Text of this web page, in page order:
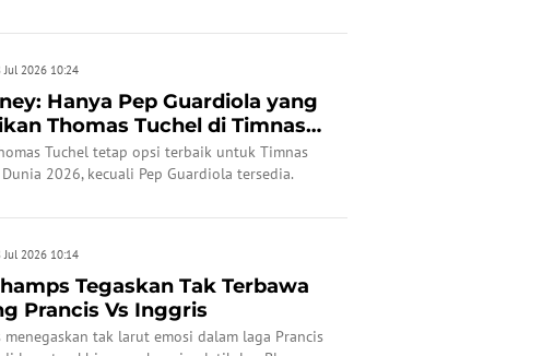
Jul 2026 10:24
Hanya Pep Guardiola yang
Thomas Tuchel di Timnas
Tuchel tetap opsi terbaik untuk Timnas
2026, kecuali Pep Guardiola tersedia.
Jul 2026 10:14
Tegaskan Tak Terbawa
Prancis Vs Inggris
menegaskan tak larut emosi dalam laga Prancis